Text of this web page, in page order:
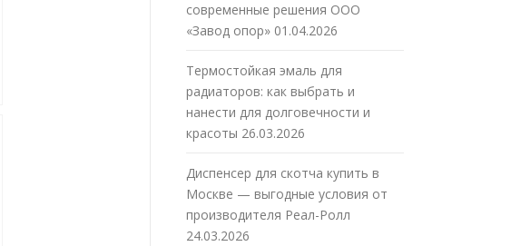
современные решения ООО
«Завод опор» 01.04.2026
Термостойкая эмаль для
радиаторов: как выбрать и
нанести для долговечности и
красоты 26.03.2026
Диспенсер для скотча купить в
Москве — выгодные условия от
производителя Реал-Ролл
24.03.2026